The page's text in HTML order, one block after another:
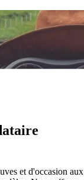
et d'occasion aux